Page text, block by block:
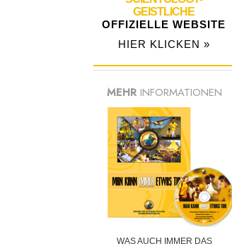
GEISTLICHE
OFFIZIELLE WEBSITE
HIER KLICKEN »
MEHR INFORMATIONEN
WAS AUCH IMMER DAS